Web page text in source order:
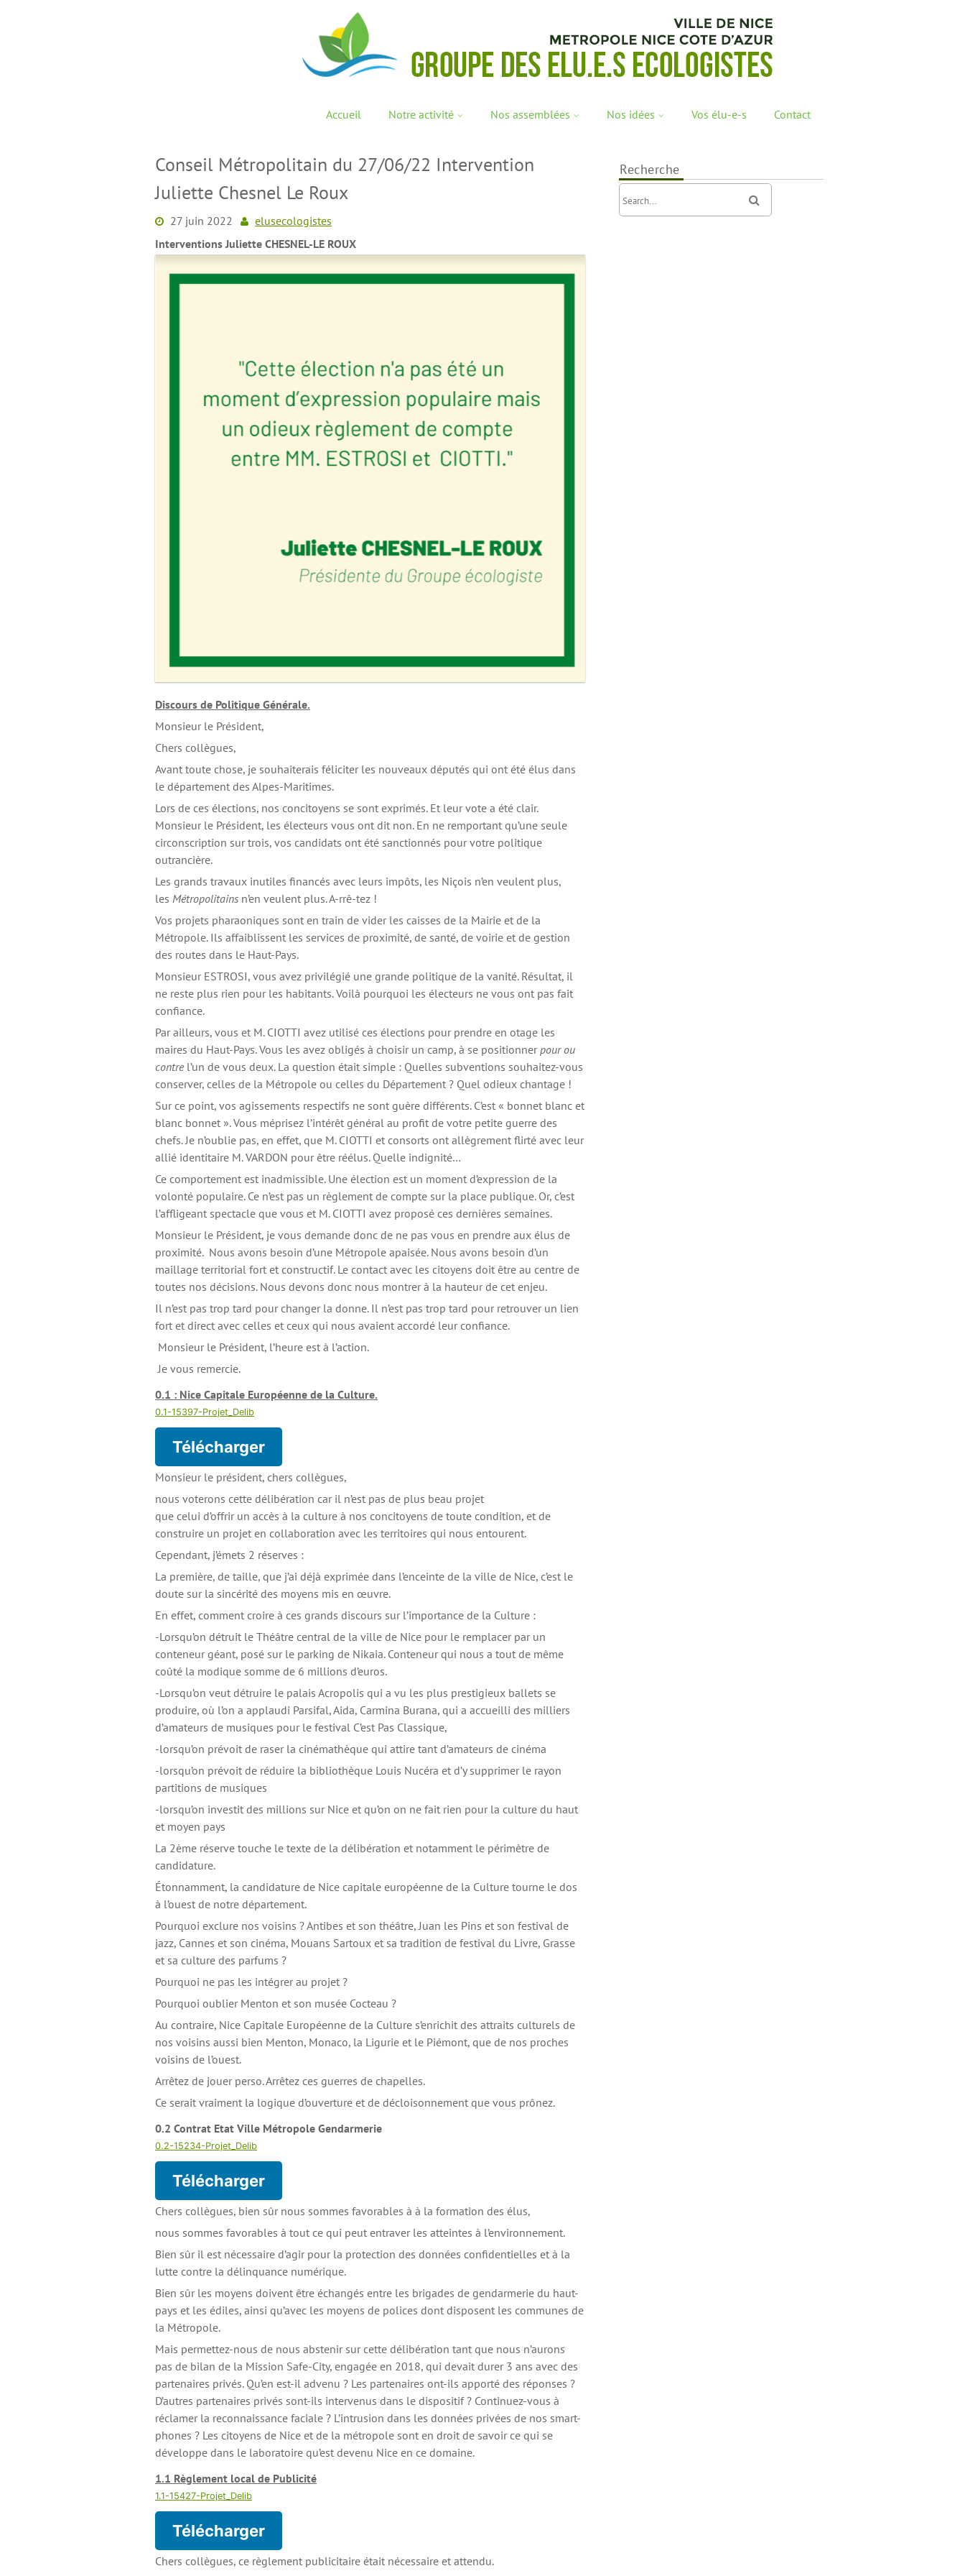
Accueil Notre activité Nos assemblées Nos idées Vos élu-e-s Contact
Conseil Métropolitain du 27/06/22 Intervention
Juliette Chesnel Le Roux
27 juin 2022
elusecologistes
Interventions Juliette CHESNEL-LE ROUX
Discours de Politique Générale.
Monsieur le Président,
Chers collègues,
Avant toute chose, je souhaiterais féliciter les nouveaux députés qui ont été élus dans
le département des Alpes-Maritimes.
Lors de ces élections, nos concitoyens se sont exprimés. Et leur vote a été clair.
Monsieur le Président, les électeurs vous ont dit non. En ne remportant qu’une seule
circonscription sur trois, vos candidats ont été sanctionnés pour votre politique
outrancière.
Les grands travaux inutiles financés avec leurs impôts, les Niçois n’en veulent plus,
les Métropolitains n’en veulent plus. A-rrê-tez !
Vos projets pharaoniques sont en train de vider les caisses de la Mairie et de la
Métropole. Ils affaiblissent les services de proximité, de santé, de voirie et de gestion
des routes dans le Haut-Pays.
Monsieur ESTROSI, vous avez privilégié une grande politique de la vanité. Résultat, il
ne reste plus rien pour les habitants. Voilà pourquoi les électeurs ne vous ont pas fait
confiance.
Par ailleurs, vous et M. CIOTTI avez utilisé ces élections pour prendre en otage les
maires du Haut-Pays. Vous les avez obligés à choisir un camp, à se positionner pour ou
contrel’un de vous deux. La question était simple : Quelles subventions souhaitez-vous
conserver, celles de la Métropole ou celles du Département ? Quel odieux chantage !
Sur ce point, vos agissements respectifs ne sont guère différents. C’est « bonnet blanc et
blanc bonnet ». Vous méprisez l’intérêt général au profit de votre petite guerre des
chefs. Je n’oublie pas, en effet, que M. CIOTTI et consorts ont allègrement flirté avec leur
allié identitaire M. VARDON pour être réélus. Quelle indignité…
Ce comportement est inadmissible. Une élection est un moment d’expression de la
volonté populaire. Ce n’est pas un règlement de compte sur la place publique. Or, c’est
l’affligeant spectacle que vous et M. CIOTTI avez proposé ces dernières semaines.
Monsieur le Président, je vous demande donc de ne pas vous en prendre aux élus de
proximité. Nous avons besoin d’une Métropole apaisée. Nous avons besoin d’un
maillage territorial fort et constructif. Le contact avec les citoyens doit être au centre de
toutes nos décisions. Nous devons donc nous montrer à la hauteur de cet enjeu.
Il n’est pas trop tard pour changer la donne. Il n’est pas trop tard pour retrouver un lien
fort et direct avec celles et ceux qui nous avaient accordé leur confiance.
Monsieur le Président, l’heure est à l’action.
Je vous remercie.
0.1 : Nice Capitale Européenne de la Culture.
0.1-15397-Projet_Delib
Télécharger
Monsieur le président, chers collègues,
nous voterons cette délibération car il n’est pas de plus beau projet
que celui d’offrir un accès à la culture à nos concitoyens de toute condition, et de
construire un projet en collaboration avec les territoires qui nous entourent.
Cependant, j’émets 2 réserves :
La première, de taille, que j’ai déjà exprimée dans l’enceinte de la ville de Nice, c’est le
doute sur la sincérité des moyens mis en œuvre.
En effet, comment croire à ces grands discours sur l’importance de la Culture :
-Lorsqu’on détruit le Théâtre central de la ville de Nice pour le remplacer par un
conteneur géant, posé sur le parking de Nikaia. Conteneur qui nous a tout de même
coûté la modique somme de 6 millions d’euros.
-Lorsqu’on veut détruire le palais Acropolis qui a vu les plus prestigieux ballets se
produire, où l’on a applaudi Parsifal, Aida, Carmina Burana, qui a accueilli des milliers
d’amateurs de musiques pour le festival C’est Pas Classique,
-lorsqu’on prévoit de raser la cinémathèque qui attire tant d’amateurs de cinéma
-lorsqu’on prévoit de réduire la bibliothèque Louis Nucéra et d’y supprimer le rayon
partitions de musiques
-lorsqu’on investit des millions sur Nice et qu’on on ne fait rien pour la culture du haut
et moyen pays
La 2ème réserve touche le texte de la délibération et notamment le périmètre de
candidature.
Étonnamment, la candidature de Nice capitale européenne de la Culture tourne le dos
à l’ouest de notre département.
Pourquoi exclure nos voisins ? Antibes et son théâtre, Juan les Pins et son festival de
jazz, Cannes et son cinéma, Mouans Sartoux et sa tradition de festival du Livre, Grasse
et sa culture des parfums ?
Pourquoi ne pas les intégrer au projet ?
Pourquoi oublier Menton et son musée Cocteau ?
Au contraire, Nice Capitale Européenne de la Culture s’enrichit des attraits culturels de
nos voisins aussi bien Menton, Monaco, la Ligurie et le Piémont, que de nos proches
voisins de l’ouest.
Arrêtez de jouer perso. Arrêtez ces guerres de chapelles.
Ce serait vraiment la logique d’ouverture et de décloisonnement que vous prônez.
0.2 Contrat Etat Ville Métropole Gendarmerie
0.2-15234-Projet_Delib
Télécharger
Chers collègues, bien sûr nous sommes favorables à à la formation des élus,
nous sommes favorables à tout ce qui peut entraver les atteintes à l’environnement.
Bien sûr il est nécessaire d’agir pour la protection des données confidentielles et à la
lutte contre la délinquance numérique.
Bien sûr les moyens doivent être échangés entre les brigades de gendarmerie du haut-
pays et les édiles, ainsi qu’avec les moyens de polices dont disposent les communes de
la Métropole.
Mais permettez-nous de nous abstenir sur cette délibération tant que nous n’aurons
pas de bilan de la Mission Safe-City, engagée en 2018, qui devait durer 3 ans avec des
partenaires privés. Qu’en est-il advenu ? Les partenaires ont-ils apporté des réponses ?
D’autres partenaires privés sont-ils intervenus dans le dispositif ? Continuez-vous à
réclamer la reconnaissance faciale ? L’intrusion dans les données privées de nos smart-
phones ? Les citoyens de Nice et de la métropole sont en droit de savoir ce qui se
développe dans le laboratoire qu’est devenu Nice en ce domaine.
1.1 Règlement local de Publicité
1.1-15427-Projet_Delib
Télécharger
Chers collègues, ce règlement publicitaire était nécessaire et attendu.
Recherche